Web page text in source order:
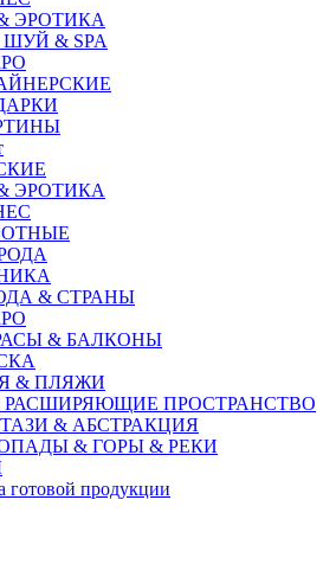
ЭРОТИКА
& SPA
ЭРОТИКА
& СТРАНЫ
& БАЛКОНЫ
& ПЛЯЖИ
РАСШИРЯЮЩИЕ ПРОСТРАНСТВО
& АБСТРАКЦИЯ
& ГОРЫ & РЕКИ
готовой продукции